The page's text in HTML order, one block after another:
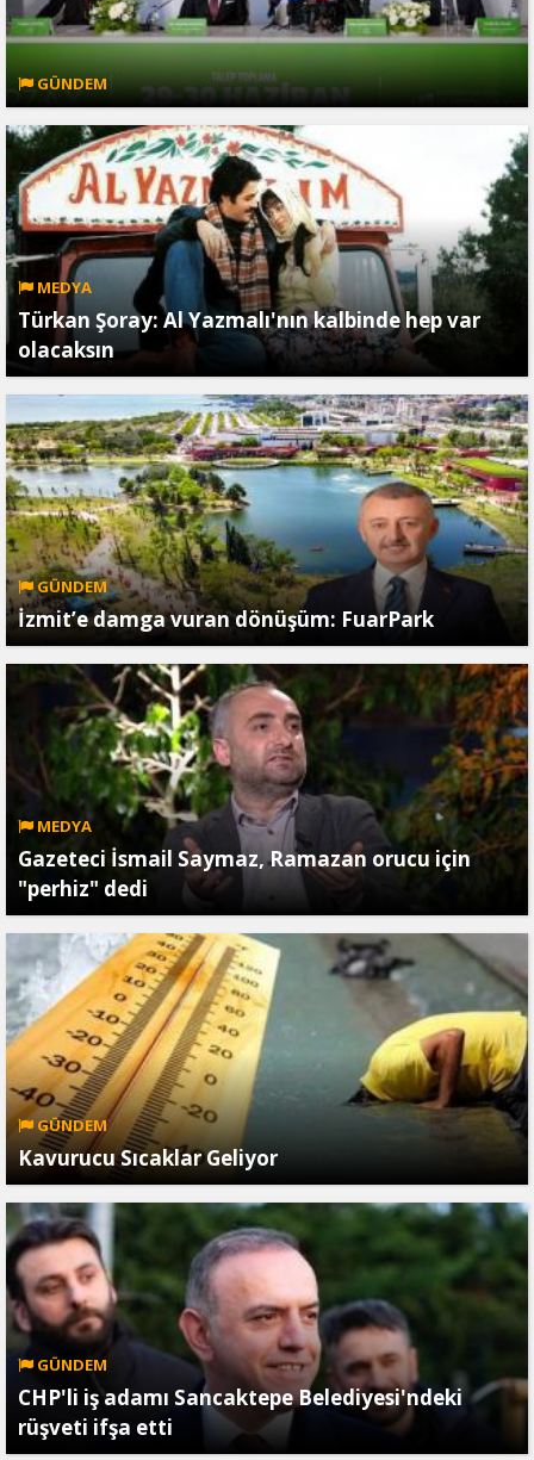
GÜNDEM
MEDYA
Türkan Şoray: Al Yazmalı'nın kalbinde hep var
olacaksın
GÜNDEM
İzmit’e damga vuran dönüşüm: FuarPark
MEDYA
Gazeteci İsmail Saymaz, Ramazan orucu için
"perhiz" dedi
GÜNDEM
Kavurucu Sıcaklar Geliyor
GÜNDEM
CHP'li iş adamı Sancaktepe Belediyesi'ndeki
rüşveti ifşa etti